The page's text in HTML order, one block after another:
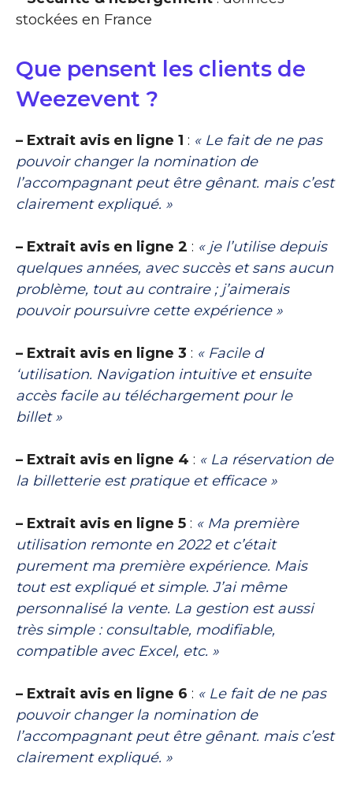
stockées en France
Que pensent les clients de
Weezevent ?
– Extrait avis en ligne 1 : « Le fait de ne pas
pouvoir changer la nomination de
l’accompagnant peut être gênant. mais c’est
clairement expliqué. »
– Extrait avis en ligne 2 : « je l’utilise depuis
quelques années, avec succès et sans aucun
problème, tout au contraire ; j’aimerais
pouvoir poursuivre cette expérience »
– Extrait avis en ligne 3 : « Facile d
‘utilisation. Navigation intuitive et ensuite
accès facile au téléchargement pour le
billet »
– Extrait avis en ligne 4 : « La réservation de
la billetterie est pratique et efficace »
– Extrait avis en ligne 5 : « Ma première
utilisation remonte en 2022 et c’était
purement ma première expérience. Mais
tout est expliqué et simple. J’ai même
personnalisé la vente. La gestion est aussi
très simple : consultable, modifiable,
compatible avec Excel, etc. »
– Extrait avis en ligne 6 : « Le fait de ne pas
pouvoir changer la nomination de
l’accompagnant peut être gênant. mais c’est
clairement expliqué. »